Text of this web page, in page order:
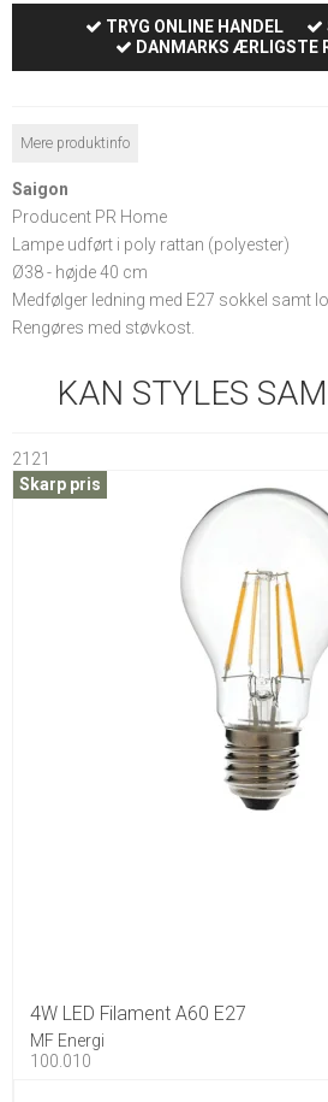
TRYG ONLINE HANDEL
DANMARKS ÆRLIGSTE
Mere produktinfo
Saigon
Producent PR Home
Lampe udført i poly rattan (polyester)
Ø38 - højde 40 cm
Medfølger ledning med E27 sokkel samt
Rengøres med støvkost.
KAN STYLES
2121
Skarp pris
4W LED Filament A60 E27
MF Energi
100.010